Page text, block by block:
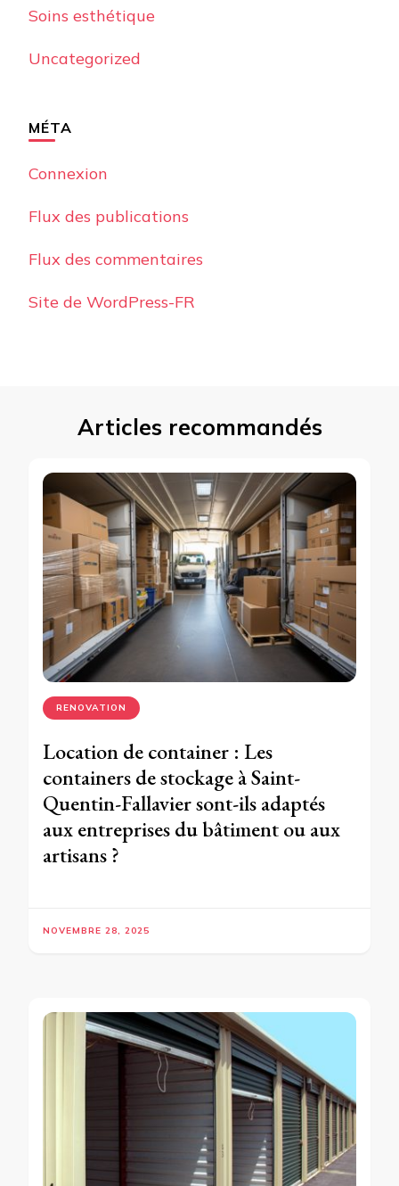
Soins esthétique
Uncategorized
MÉTA
Connexion
Flux des publications
Flux des commentaires
Site de WordPress-FR
Articles recommandés
RENOVATION
Location de container : Les
containers de stockage à Saint-
Quentin-Fallavier sont-ils adaptés
aux entreprises du bâtiment ou aux
artisans ?
NOVEMBRE 28, 2025